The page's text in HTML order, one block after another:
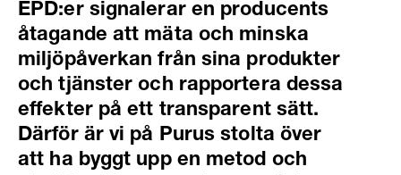
EPD:er signalerar en producents
åtagande att mäta och minska
miljöpåverkan från sina produkter
och tjänster och rapportera dessa
effekter på ett transparent sätt.
Därför är vi på Purus stolta över
att ha byggt upp en metod och